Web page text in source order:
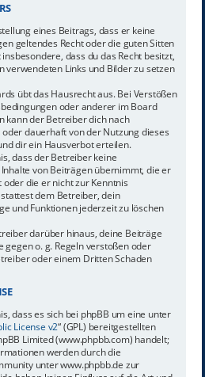
eines Beitrags, dass er keine
geltendes Recht oder die guten Sitten
dass du das Recht besitzt,
verwendeten Links und Bilder zu setzen
übt das Hausrecht aus. Bei Verstößen
oder anderer im Board
kann der Betreiber dich nach
dauerhaft von der Nutzung dieses
dir ein Hausverbot erteilen.
dass der Betreiber keine
von Beiträgen übernimmt, die er
die er nicht zur Kenntnis
dem Betreiber, dein
und Funktionen jederzeit zu löschen
darüber hinaus, deine Beiträge
gegen o. g. Regeln verstoßen oder
oder einem Dritten Schaden
dass es sich bei phpBB um eine unter
License v2“ (GPL) bereitgestellten
Limited (www.phpbb.com) handelt;
werden durch die
unter www.phpbb.de zur